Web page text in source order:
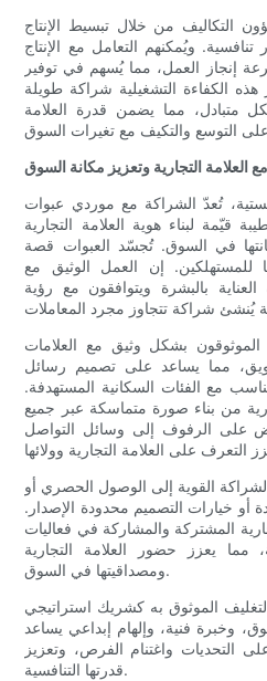
التكاليف من خلال تبسيط الإنتاج
تنافسية. ويُمكنهم التعامل مع الإنتاج
إنجاز العمل، مما يُسهم في توفير
هذه الكفاءة التشغيلية شراكة طويلة
متبادل، مما يضمن قدرة العلامة
العلامة التجارية وتعزيز مكانة السوق
تُعدّ الشراكة مع موردي عبوات
قيّمة لبناء هوية العلامة التجارية
في السوق. تُجسّد العبوات قصة
للمستهلكين. إن العمل الوثيق مع
بالبشرة ويتوافقون مع رؤية
الموثوقون بشكل وثيق مع العلامات
مما يساعد على تصميم رسائل
مع الفئات السكانية المستهدفة.
من بناء صورة متماسكة عبر جميع
على الرفوف إلى وسائل التواصل
القوية إلى الوصول الحصري أو
أو خيارات التصميم محدودة الإصدار.
المشتركة والمشاركة في فعاليات
مما يعزز حضور العلامة التجارية
ومصداقيتها في السوق.
الموثوق به كشريك استراتيجي
وخبرة فنية، وإلهام إبداعي يساعد
التحديات واغتنام الفرص، وتعزيز
قدرتها التنافسية.